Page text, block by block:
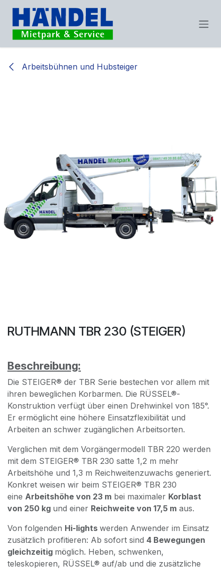
Zum Inhalt springen
Arbeitsbühnen und Hubsteiger
RUTHMANN TBR 230 (STEIGER)
Beschreibung:
Die STEIGER® der TBR Serie bestechen vor allem mit
ihren beweglichen Korbarmen. Die RÜSSEL®-
Konstruktion verfügt über einen Drehwinkel von 185°.
Er ermöglicht eine höhere Einsatzflexibilität und
Arbeiten an schwer zugänglichen Arbeitsorten.
Verglichen mit dem Vorgängermodell TBR 220 werden
mit dem STEIGER® TBR 230 satte 1,2 m mehr
Arbeitshöhe und 1,3 m Reichweitenzuwachs generiert.
Konkret weisen wir beim STEIGER® TBR 230
eine Arbeitshöhe von 23 m bei maximaler Korblast
von 250 kg und einer Reichweite von 17,5 m aus.
Von folgenden Hi-lights werden Anwender im Einsatz
zusätzlich profitieren: Ab sofort sind 4 Bewegungen
gleichzeitig möglich. Heben, schwenken,
teleskopieren, RÜSSEL® auf/ab und die zusätzliche